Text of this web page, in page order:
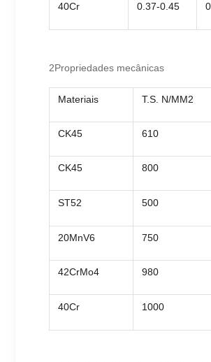
40Cr 0.37-0.45
2Propriedades mecânicas
Materiais T.S. N/MM2
CK45 610
CK45 800
ST52 500
20MnV6 750
42CrMo4 980
40Cr 1000